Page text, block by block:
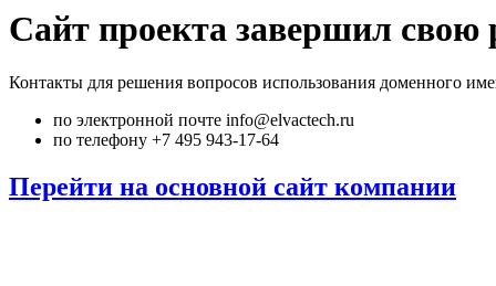
Сайт проекта завершил свою
Контакты для решения вопросов использования доменного
по электронной почте info@elvactech.ru
по телефону +7 495 943-17-64
Перейти на основной сайт компании